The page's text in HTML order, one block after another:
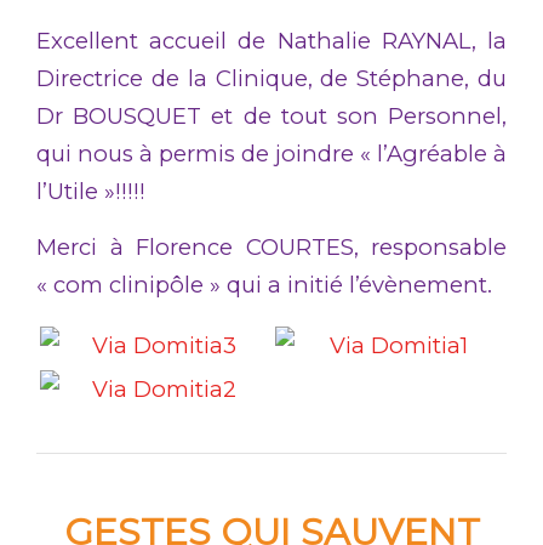
Excellent accueil de Nathalie RAYNAL, la
Directrice de la Clinique, de Stéphane, du
Dr BOUSQUET et de tout son Personnel,
qui nous à permis de joindre « l’Agréable à
l’Utile »!!!!!
Merci à Florence COURTES, responsable
« com clinipôle » qui a initié l’évènement.
GESTES QUI SAUVENT